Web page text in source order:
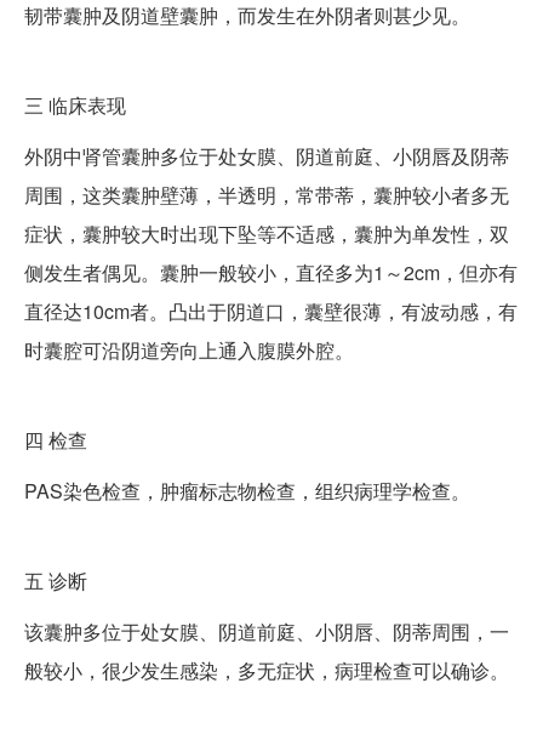
韧带囊肿及阴道壁囊肿，而发生在外阴者则甚少见。
三 临床表现
外阴中肾管囊肿多位于处女膜、阴道前庭、小阴唇及阴蒂
周围，这类囊肿壁薄，半透明，常带蒂，囊肿较小者多无
症状，囊肿较大时出现下坠等不适感，囊肿为单发性，双
侧发生者偶见。囊肿一般较小，直径多为1～2cm，但亦有
直径达10cm者。凸出于阴道口，囊壁很薄，有波动感，有
时囊腔可沿阴道旁向上通入腹膜外腔。
四 检查
PAS染色检查，肿瘤标志物检查，组织病理学检查。
五 诊断
该囊肿多位于处女膜、阴道前庭、小阴唇、阴蒂周围，一
般较小，很少发生感染，多无症状，病理检查可以确诊。